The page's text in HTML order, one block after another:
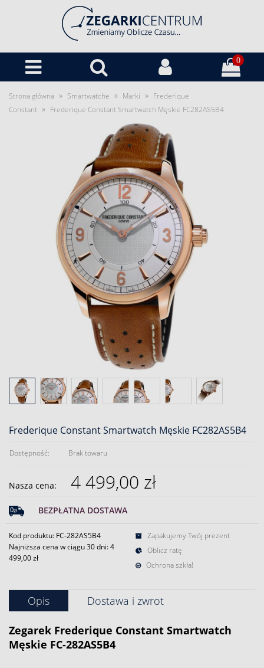
0
Strona główna » Smartwatche » Marki » Frederique
Constant » Frederique Constant Smartwatch Męskie FC282AS5B4
Frederique Constant Smartwatch Męskie FC282AS5B4
Dostępność: Brak towaru
Nasza cena: 4 499,00 zł
BEZPŁATNA DOSTAWA
Kod produktu: FC-282AS5B4
Najniższa cena w ciągu 30 dni:4
499,00 zł
Zapakujemy Twój prezent
Oblicz ratę
Ochrona szkła!
Opis Dostawa i zwrot
Zegarek Frederique Constant Smartwatch
Męskie FC-282AS5B4